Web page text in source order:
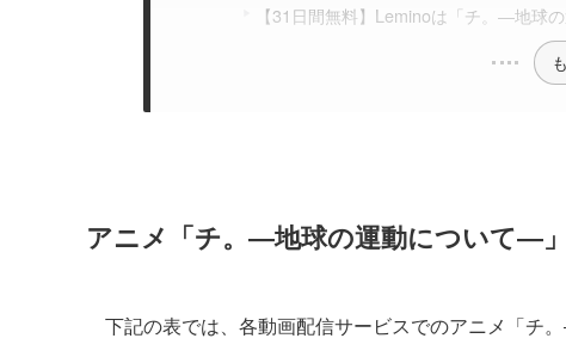
【31日間無料】Leminoは「チ。―地球
アニメ「チ。―地球の運動について―
下記の表では、各動画配信サービスでのアニメ「チ